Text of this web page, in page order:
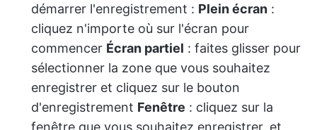
démarrer l'enregistrement : Plein écran :
cliquez n'importe où sur l'écran pour
commencer Écran partiel : faites glisser pour
sélectionner la zone que vous souhaitez
enregistrer et cliquez sur le bouton
d'enregistrement Fenêtre : cliquez sur la
fenêtre que vous souhaitez enregistrer, et